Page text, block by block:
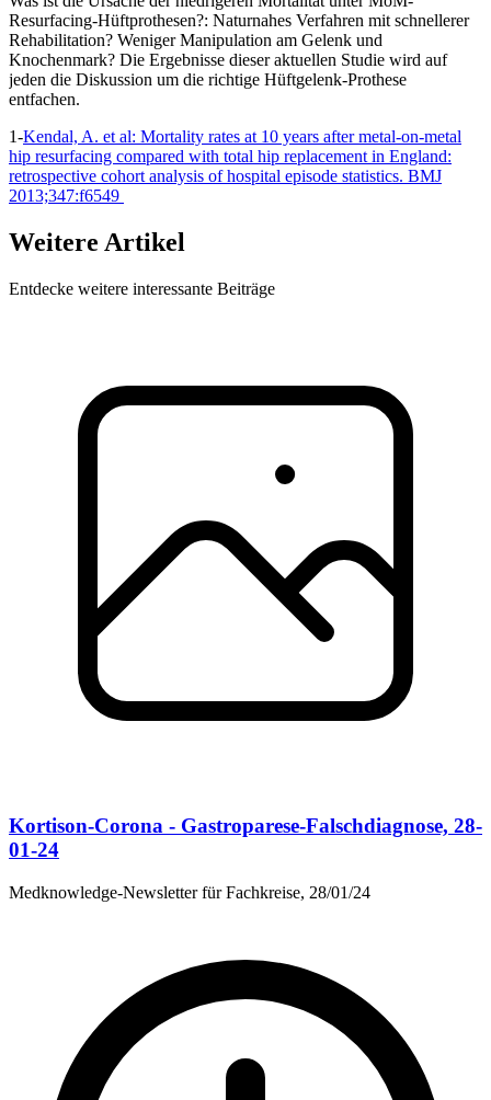
Resurfacing-Hüftprothesen?: Naturnahes Verfahren mit schnellerer
Rehabilitation? Weniger Manipulation am Gelenk und
Knochenmark? Die Ergebnisse dieser aktuellen Studie wird auf
jeden die Diskussion um die richtige Hüftgelenk-Prothese
entfachen.
1-Kendal, A. et al: Mortality rates at 10 years after metal-on-metal
hip resurfacing compared with total hip replacement in England:
retrospective cohort analysis of hospital episode statistics. BMJ
2013;347:f6549
Weitere Artikel
Entdecke weitere interessante Beiträge
Kortison-Corona - Gastroparese-Falschdiagnose, 28-
01-24
Medknowledge-Newsletter für Fachkreise, 28/01/24